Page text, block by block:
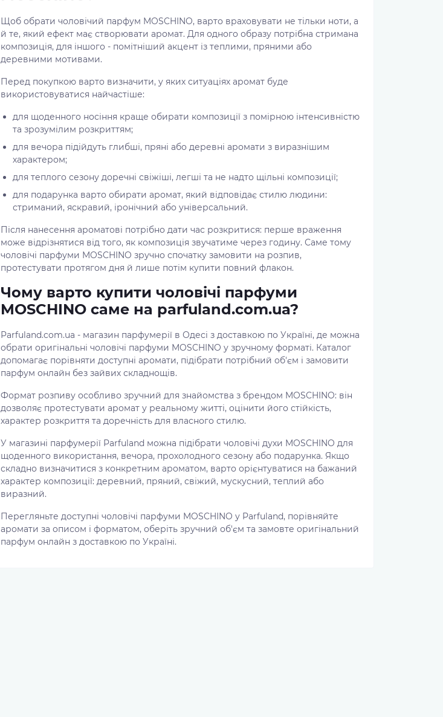
Щоб обрати чоловічий парфум MOSCHINO, варто враховувати не тільки ноти, а
й те, який ефект має створювати аромат. Для одного образу потрібна стримана
композиція, для іншого - помітніший акцент із теплими, пряними або
деревними мотивами.
Перед покупкою варто визначити, у яких ситуаціях аромат буде
використовуватися найчастіше:
для щоденного носіння краще обирати композиції з помірною інтенсивністю
та зрозумілим розкриттям;
для вечора підійдуть глибші, пряні або деревні аромати з виразнішим
характером;
для теплого сезону доречні свіжіші, легші та не надто щільні композиції;
для подарунка варто обирати аромат, який відповідає стилю людини:
стриманий, яскравий, іронічний або універсальний.
Після нанесення ароматові потрібно дати час розкритися: перше враження
може відрізнятися від того, як композиція звучатиме через годину. Саме тому
чоловічі парфуми MOSCHINO зручно спочатку замовити на розпив,
протестувати протягом дня й лише потім купити повний флакон.
Чому варто купити чоловічі парфуми
MOSCHINO саме на parfuland.com.ua?
Parfuland.com.ua - магазин парфумерії в Одесі з доставкою по Україні, де можна
обрати оригінальні чоловічі парфуми MOSCHINO у зручному форматі. Каталог
допомагає порівняти доступні аромати, підібрати потрібний об'єм і замовити
парфум онлайн без зайвих складнощів.
Формат розпиву особливо зручний для знайомства з брендом MOSCHINO: він
дозволяє протестувати аромат у реальному житті, оцінити його стійкість,
характер розкриття та доречність для власного стилю.
У магазині парфумерії Parfuland можна підібрати чоловічі духи MOSCHINO для
щоденного використання, вечора, прохолодного сезону або подарунка. Якщо
складно визначитися з конкретним ароматом, варто орієнтуватися на бажаний
характер композиції: деревний, пряний, свіжий, мускусний, теплий або
виразний.
Перегляньте доступні чоловічі парфуми MOSCHINO у Parfuland, порівняйте
аромати за описом і форматом, оберіть зручний об'єм та замовте оригінальний
парфум онлайн з доставкою по Україні.